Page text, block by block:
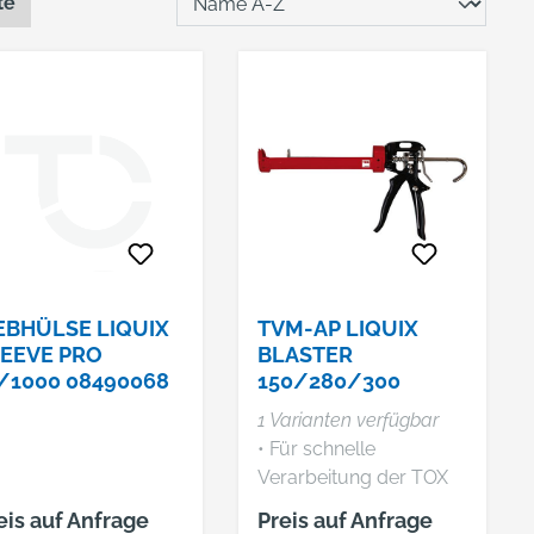
LIQUIX
PRO
1000 08490068
auf Anfrage
TVM-AP LIQUIX
BLASTER
150/280/300
1 Varianten verfügbar
• Für schnelle
Verarbeitung der TOX
Verbundmörtel-
Preis auf Anfrage